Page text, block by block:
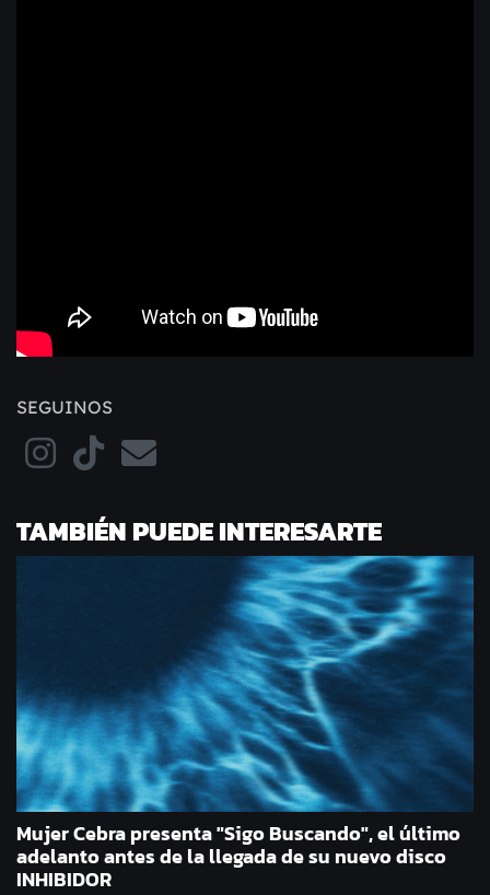
SEGUINOS
TAMBIÉN PUEDE INTERESARTE
Mujer Cebra presenta "Sigo Buscando", el último
adelanto antes de la llegada de su nuevo disco
INHIBIDOR